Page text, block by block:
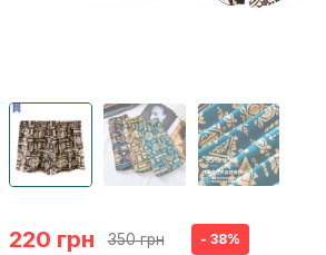
220 грн 350 грн - 38%